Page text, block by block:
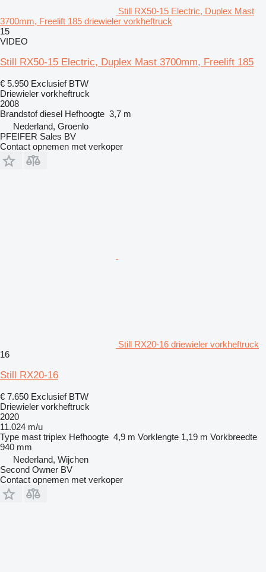
Still RX50-15 Electric, Duplex Mast
3700mm, Freelift 185 driewieler vorkheftruck
15
VIDEO
Still RX50-15 Electric, Duplex Mast 3700mm, Freelift 185
€ 5.950 Exclusief BTW
Driewieler vorkheftruck
2008
Brandstof diesel Hefhoogte 3,7 m
Nederland, Groenlo
PFEIFER Sales BV
Contact opnemen met verkoper
Still RX20-16 driewieler vorkheftruck
16
Still RX20-16
€ 7.650 Exclusief BTW
Driewieler vorkheftruck
2020
11.024 m/u
Type mast triplex Hefhoogte 4,9 m Vorklengte 1,19 m Vorkbreedte
940 mm
Nederland, Wijchen
Second Owner BV
Contact opnemen met verkoper